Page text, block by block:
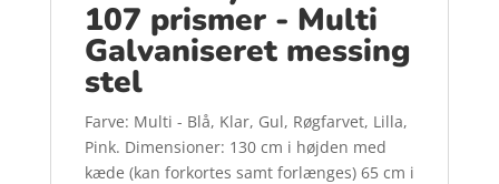
107 prismer - Multi
Galvaniseret messing
stel
Farve: Multi - Blå, Klar, Gul, Røgfarvet, Lilla,
Pink. Dimensioner: 130 cm i højden med
kæde (kan forkortes samt forlænges) 65 cm i